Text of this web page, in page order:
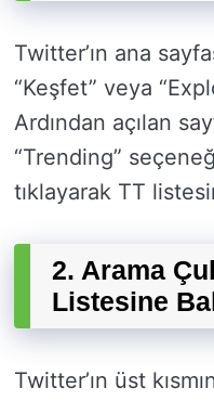
Twitter’ın ana
“Keşfet” veya
Ardından açılan
“Trending”
tıklayarak TT
2. Arama
Listesine
Twitter’ın üst